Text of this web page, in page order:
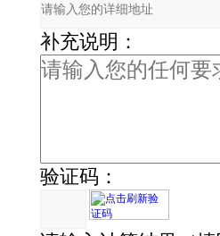
补充说明：
验证码：